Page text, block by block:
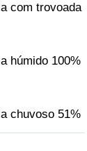
com trovoada
húmido 100%
chuvoso 51%